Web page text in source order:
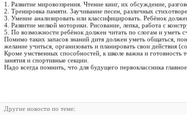
1. Развитие мировоззрения. Чтение книг, их обсуждение,
2. Тренировка памяти. Заучивание песен, различных
3. Умение анализировать или классифицировать. Ребёнок
4. Развитие мелкой моторики. Рисование, лепка, работа с
5. По возможности ребёнок должен читать по слогам и уметь
Помимо таких запасов знаний дитя должен уметь общаться,
желание учиться, организовать и планировать свои действия
Кроме умственных способностей, к школе важна и готовность
занятия и спортивные секции.
Надо всегда помнить, что для будущего первоклассника
Другие новости по теме: